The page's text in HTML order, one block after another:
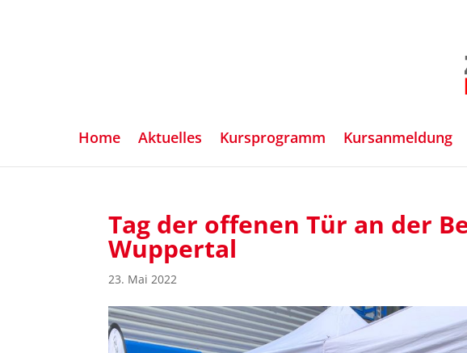
Home Aktuelles Kursprogramm Kursanmeldung
Tag der offenen Tür an der
Wuppertal
23. Mai 2022